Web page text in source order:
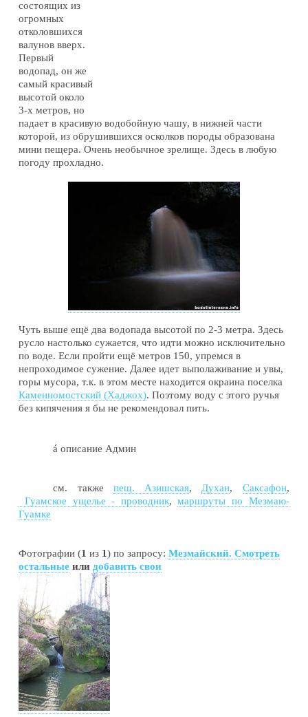
состоящих из
огромных
отколовшихся
валунов вверх.
Первый
водопад, он же
самый красивый
высотой около
3-х метров, но
падает в красивую водобойную чашу, в нижней части
которой, из обрушившихся осколков породы образована
мини пещера. Очень необычное зрелище. Здесь в любую
погоду прохладно.
Чуть выше ещё два водопада высотой по 2-3 метра. Здесь
русло настолько сужается, что идти можно исключительно
по воде. Если пройти ещё метров 150, упремся в
непроходимое сужение. Далее идет выполаживание и увы,
горы мусора, т.к. в этом месте находится окраина поселка
Каменномостский (Хаджох). Поэтому воду с этого ручья
без кипячения я бы не рекомендовал пить.
áописание Админ
см. также пещ. Азишская, Духан, Саксафон,
Гуамское ущелье - проводник,маршруты по Мезмаю-
Гуамке
Фотографии (1 из 1) по запросу:Мезмайский. Смотреть
остальные или добавить свои